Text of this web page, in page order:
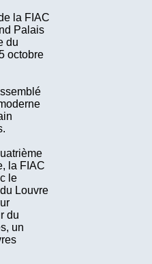
la FIAC
Palais
du
octobre
la FIAC
le
Louvre
du
un